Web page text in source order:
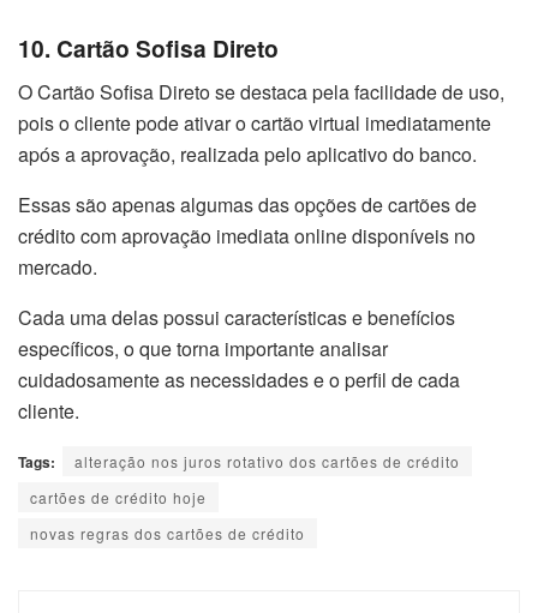
10. Cartão Sofisa Direto
O Cartão Sofisa Direto se destaca pela facilidade de uso,
pois o cliente pode ativar o cartão virtual imediatamente
após a aprovação, realizada pelo aplicativo do banco.
Essas são apenas algumas das opções de cartões de
crédito com aprovação imediata online disponíveis no
mercado.
Cada uma delas possui características e benefícios
específicos, o que torna importante analisar
cuidadosamente as necessidades e o perfil de cada
cliente.
Tags:
alteração nos juros rotativo dos cartões de crédito
cartões de crédito hoje
novas regras dos cartões de crédito